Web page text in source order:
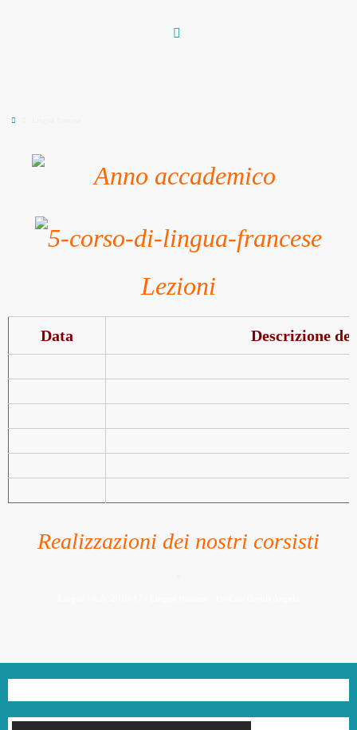
Lezioni
Data Descrizione
Realizzazioni dei nostri corsisti